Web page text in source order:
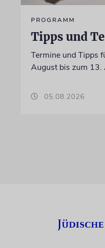
PROGRAMM
Tipps und
Termine und Tipps
August bis zum 13.
05.08.2026